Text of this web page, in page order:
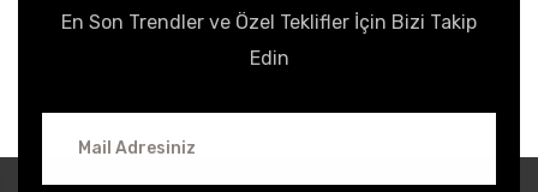
En Son Trendler ve Özel Teklifler İçin Bizi Takip
Edin